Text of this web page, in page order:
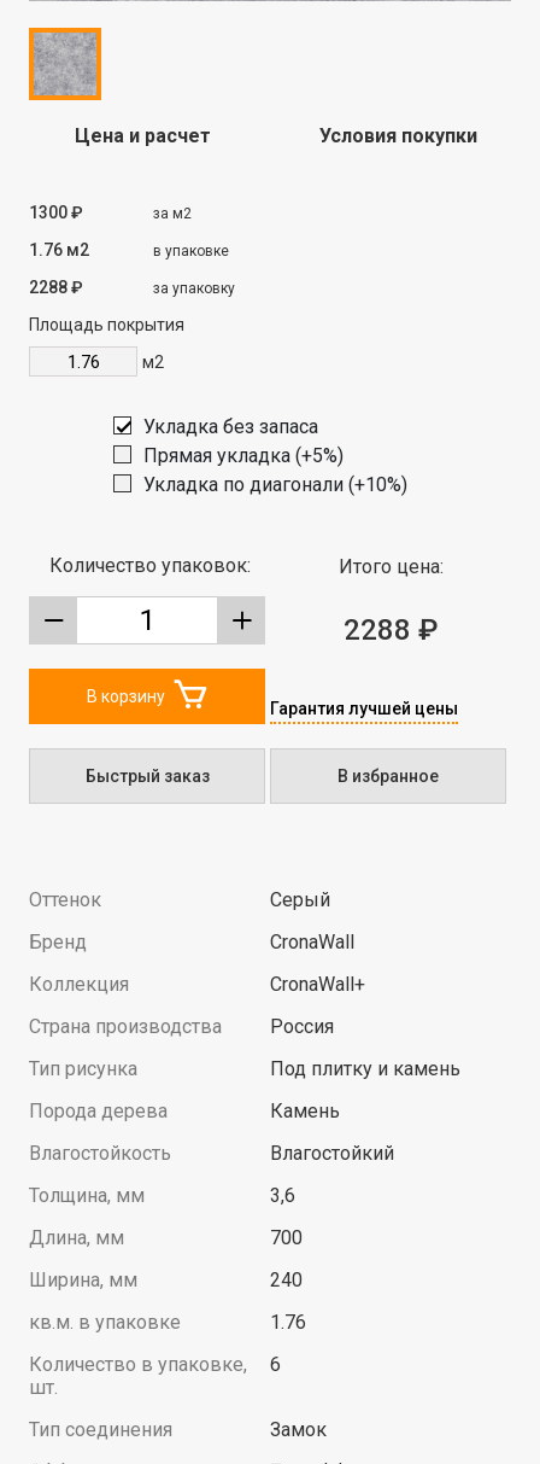
Цена и расчет
1300 ₽ за м2
1.76 м2 в упаковке
2288 ₽ за упаковку
Площадь покрытия
м2
Условия покупки
Укладка без запаса
Прямая укладка (+5%)
Укладка по диагонали (+10%)
Количество упаковок: Итого цена:
2288 ₽
Гарантия лучшей цены
В корзину
Быстрый заказ В избранное
Оттенок
Серый
Бренд
CronaWall
Коллекция
CronaWall+
Страна производства
Россия
Тип рисунка
Под плитку и камень
Порода дерева
Камень
Влагостойкость
Влагостойкий
Толщина, мм
3,6
Длина, мм
700
Ширина, мм
240
кв.м. в упаковке
1.76
Количество в упаковке,
шт.
6
Тип соединения
Замок